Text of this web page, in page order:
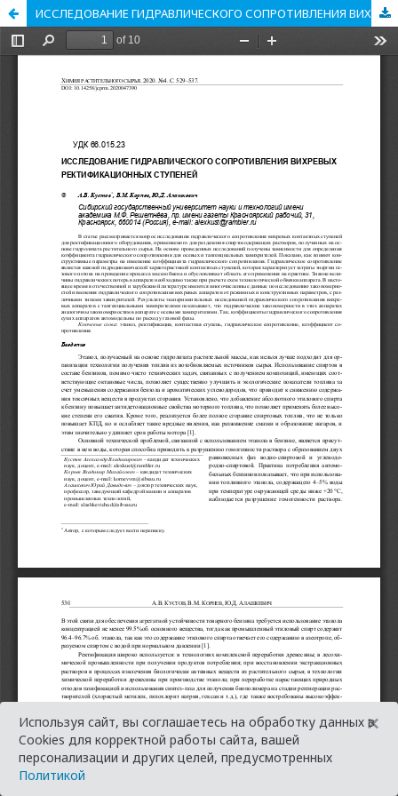
ИССЛЕДОВАНИЕ ГИДРАВЛИЧЕСКОГО СОПРОТИВЛЕНИЯ ВИХРЕВЫХ РЕКТИФИКАЦИОННЫХ СТУПЕНЕЙ
Используя сайт, вы соглашаетесь на обработку данных в
Cookies для корректной работы сайта, вашей
персонализации и других целей, предусмотренных
Политикой
×